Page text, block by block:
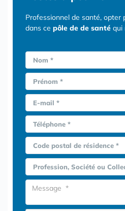
Professionnel de santé, opter
dans ce pôle de de santé qui
Nom *
Prénom *
E-mail *
Téléphone *
Code postal de résidence *
Profession, Société ou